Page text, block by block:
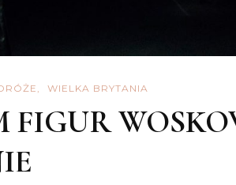
WIELKA BRYTANIA
FIGUR